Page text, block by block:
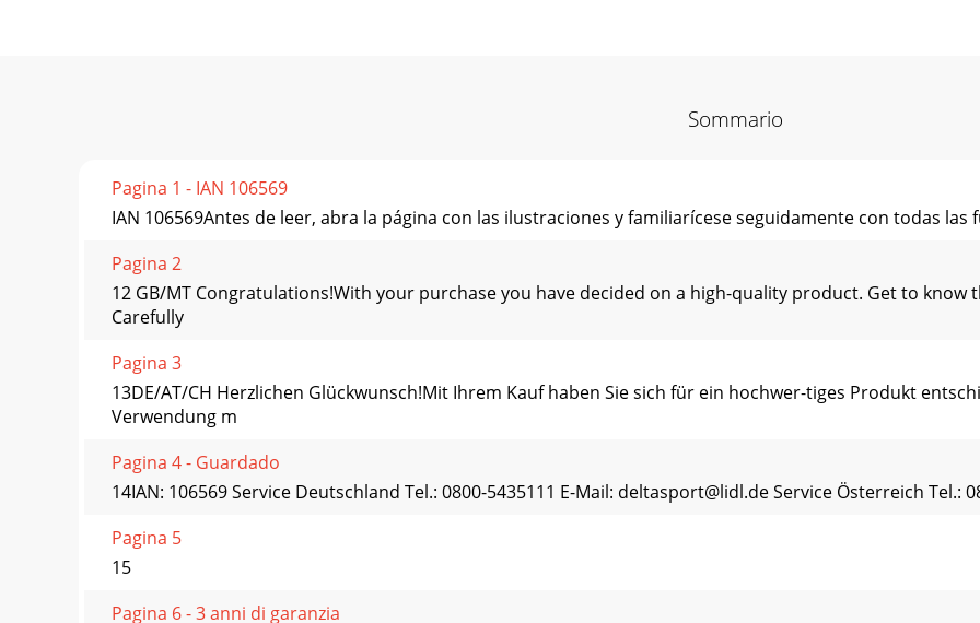
Sommario
Pagina 1 - IAN 106569
IAN 106569Antes de leer, abra la página con las ilustraciones y familiarícese seguidamente con todas
Pagina 2
12 GB/MT Congratulations!With your purchase you have decided on a high-quality product. Get to
Carefully
Pagina 3
13DE/AT/CH Herzlichen Glückwunsch!Mit Ihrem Kauf haben Sie sich für ein hochwer-tiges Produkt
Verwendung m
Pagina 4 - Guardado
14IAN: 106569 Service Deutschland Tel.: 0800-5435111 E-Mail: deltasport@lidl.deService Österreich Tel.:
Pagina 5
15
Pagina 6 - 3 anni di garanzia